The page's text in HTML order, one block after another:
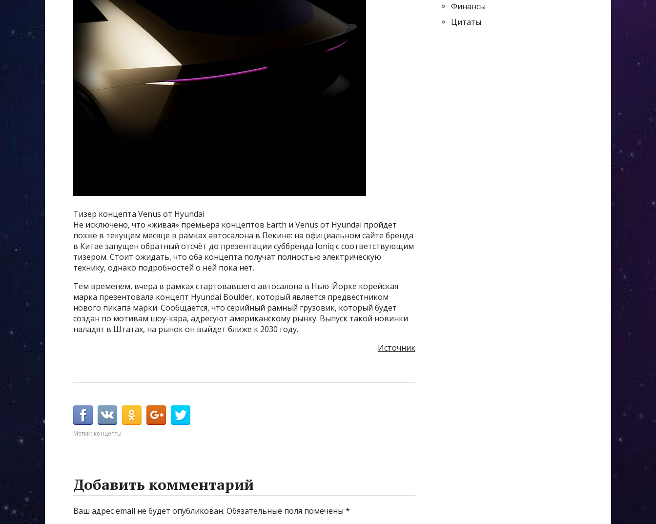
Тизер концепта Venus от Hyundai
Не исключено, что «живая» премьера концептов Earth и Venus от Hyundai пройдёт
позже в текущем месяце в рамках автосалона в Пекине: на официальном сайте бренда
в Китае запущен обратный отсчёт до презентации суббренда Ioniq с соответствующим
тизером. Стоит ожидать, что оба концепта получат полностью электрическую
технику, однако подробностей о ней пока нет.
Тем временем, вчера в рамках стартовавшего автосалона в Нью-Йорке корейская
марка презентовала концепт Hyundai Boulder, который является предвестником
нового пикапа марки. Сообщается, что серийный рамный грузовик, который будет
создан по мотивам шоу-кара, адресуют американскому рынку. Выпуск такой новинки
наладят в Штатах, на рынок он выйдет ближе к 2030 году.
Источник
Метки: концепты
Добавить комментарий
Ваш адрес email не будет опубликован. Обязательные поля помечены *
Финансы
Цитаты